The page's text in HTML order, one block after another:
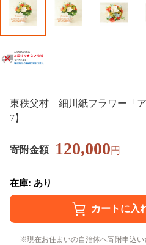
東秩父村 細川紙フラワー「ア
7】
寄附金額 120,000円
在庫: あり
現在お住まいの自治体へ寄附申込